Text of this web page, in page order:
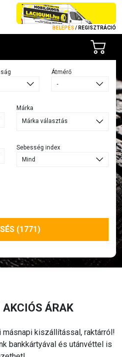
BELÉPÉS / REGISZTRÁCIÓ
Átmérő
Márka
Márka választás
Sebesség index
(1771)
AKCIÓS ÁRAK
másnapi kiszállítással, raktárról!
bankkártyával és utánvéttel is